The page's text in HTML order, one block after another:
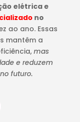
elétrica e
no
ao ano. Essas
mantêm a
mas
e reduzem
futuro.